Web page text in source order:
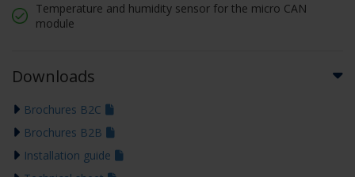
Temperature and humidity sensor for the micro CAN
module
Downloads
Brochures B2C
Brochures B2B
Installation guide